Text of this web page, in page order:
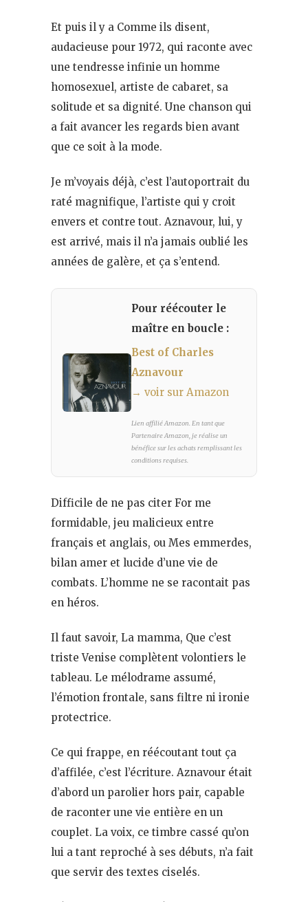
Et puis il y a Comme ils disent,
audacieuse pour 1972, qui raconte avec
une tendresse infinie un homme
homosexuel, artiste de cabaret, sa
solitude et sa dignité. Une chanson qui
a fait avancer les regards bien avant
que ce soit à la mode.
Je m’voyais déjà, c’est l’autoportrait du
raté magnifique, l’artiste qui y croit
envers et contre tout. Aznavour, lui, y
est arrivé, mais il n’a jamais oublié les
années de galère, et ça s’entend.
Pour réécouter le
maître en boucle :
Best of Charles
Aznavour
→ voir sur Amazon
Lien affilié Amazon. En tant que
Partenaire Amazon, je réalise un
bénéfice sur les achats remplissant les
conditions requises.
Difficile de ne pas citer For me
formidable, jeu malicieux entre
français et anglais, ou Mes emmerdes,
bilan amer et lucide d’une vie de
combats. L’homme ne se racontait pas
en héros.
Il faut savoir, La mamma, Que c’est
triste Venise complètent volontiers le
tableau. Le mélodrame assumé,
l’émotion frontale, sans filtre ni ironie
protectrice.
Ce qui frappe, en réécoutant tout ça
d’affilée, c’est l’écriture. Aznavour était
d’abord un parolier hors pair, capable
de raconter une vie entière en un
couplet. La voix, ce timbre cassé qu’on
lui a tant reproché à ses débuts, n’a fait
que servir des textes ciselés.